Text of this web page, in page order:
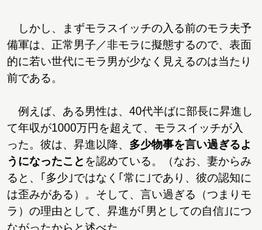
しかし、まずモラスイッチの入る前のモラ夫予
備軍は、正常男子／非モラに擬態するので、表面
的に若い世代にモラ男が少なく見えるのは当たり
前である。
例えば、ある男性は、40代半ばに部長に昇進し
て年収が1000万円を超えて、モラスイッチが入
った。彼は、昇進以降、 多少物事を言い過ぎるよ
うになったこと を認めている。（なお、妻からみ
ると、｢多少｣ではなく｢常に｣であり、彼の認知に
は歪みがある）。そして、言い過ぎる（つまりモ
ラ）の理由として、昇進が｢男としての自信｣につ